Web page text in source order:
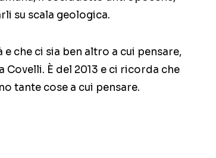
su scala geologica.
che ci sia ben altro a cui pensare,
Covelli. È del 2013 e ci ricorda che
tante cose a cui pensare.